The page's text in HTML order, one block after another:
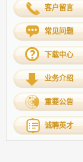
客户留言
常见问题
下载中心
业务介绍
重要公告
诚聘英才